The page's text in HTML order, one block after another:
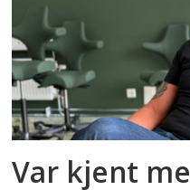
Var kjent